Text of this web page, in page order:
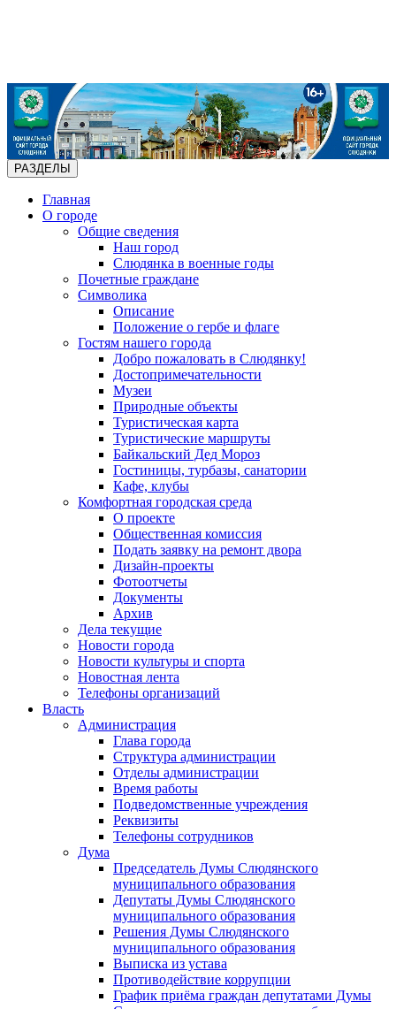
РАЗДЕЛЫ
Главная
О городе
Общие сведения
Наш город
Слюдянка в военные годы
Почетные граждане
Символика
Описание
Положение о гербе и флаге
Гостям нашего города
Добро пожаловать в Слюдянку!
Достопримечательности
Музеи
Природные объекты
Туристическая карта
Туристические маршруты
Байкальский Дед Мороз
Гостиницы, турбазы, санатории
Кафе, клубы
Комфортная городская среда
О проекте
Общественная комиссия
Подать заявку на ремонт двора
Дизайн-проекты
Фотоотчеты
Документы
Архив
Дела текущие
Новости города
Новости культуры и спорта
Новостная лента
Телефоны организаций
Власть
Администрация
Глава города
Структура администрации
Отделы администрации
Время работы
Подведомственные учреждения
Реквизиты
Телефоны сотрудников
Дума
Председатель Думы Слюдянского
муниципального образования
Депутаты Думы Слюдянского
муниципального образования
Решения Думы Слюдянского
муниципального образования
Выписка из устава
Противодействие коррупции
График приёма граждан депутатами Думы